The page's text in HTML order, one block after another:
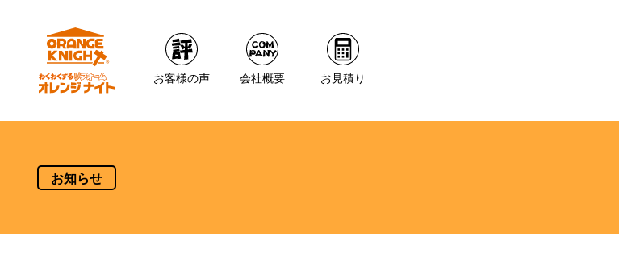
お客様の声 会社概要 お見積り
お知らせ